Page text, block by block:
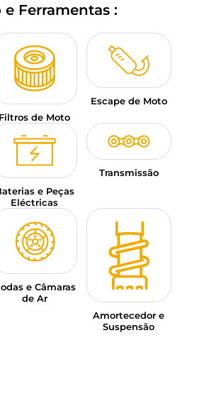
PRESENTE
€ — MODIFICAR
NOS
Ferramentas :
Filtros de Moto
Escape de Moto
e Peças
Eléctricas
Transmissão
e Câmaras
de Ar
Amortecedor e
Suspensão